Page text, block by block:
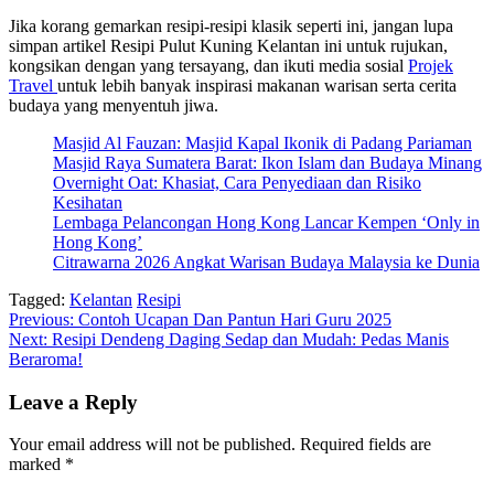
Jika korang gemarkan resipi-resipi klasik seperti ini, jangan lupa
simpan artikel Resipi Pulut Kuning Kelantan ini untuk rujukan,
kongsikan dengan yang tersayang, dan ikuti media sosial Projek
Travel untuk lebih banyak inspirasi makanan warisan serta cerita
budaya yang menyentuh jiwa.
Masjid Al Fauzan: Masjid Kapal Ikonik di Padang Pariaman
Masjid Raya Sumatera Barat: Ikon Islam dan Budaya Minang
Overnight Oat: Khasiat, Cara Penyediaan dan Risiko
Kesihatan
Lembaga Pelancongan Hong Kong Lancar Kempen ‘Only in
Hong Kong’
Citrawarna 2026 Angkat Warisan Budaya Malaysia ke Dunia
Tagged: Kelantan Resipi
Post
navigation
Previous: Contoh Ucapan Dan Pantun Hari Guru 2025
Next: Resipi Dendeng Daging Sedap dan Mudah: Pedas Manis
Beraroma!
Leave a Reply
Your email address will not be published. Required fields are
marked *